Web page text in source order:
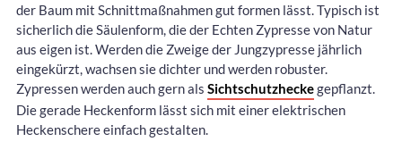
der Baum mit Schnittmaßnahmen gut formen lässt. Typisch ist
sicherlich die Säulenform, die der Echten Zypresse von Natur
aus eigen ist. Werden die Zweige der Jungzypresse jährlich
eingekürzt, wachsen sie dichter und werden robuster.
Zypressen werden auch gern als Sichtschutzheckegepflanzt.
Die gerade Heckenform lässt sich mit einer elektrischen
Heckenschere einfach gestalten.